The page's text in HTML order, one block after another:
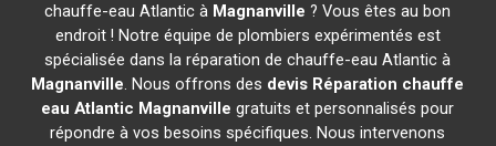
chauffe-eau Atlantic à Magnanville ? Vous êtes au bon
endroit ! Notre équipe de plombiers expérimentés est
spécialisée dans la réparation de chauffe-eau Atlantic à
Magnanville. Nous offrons des devis Réparation chauffe
eau Atlantic Magnanville gratuits et personnalisés pour
répondre à vos besoins spécifiques. Nous intervenons